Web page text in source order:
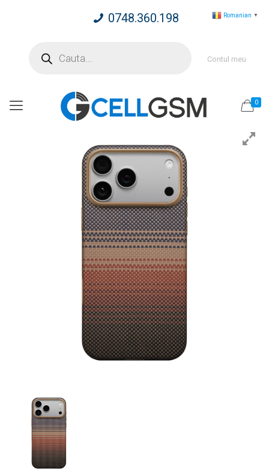
0748.360.198
search
Contul meu
0
Romanian ▼